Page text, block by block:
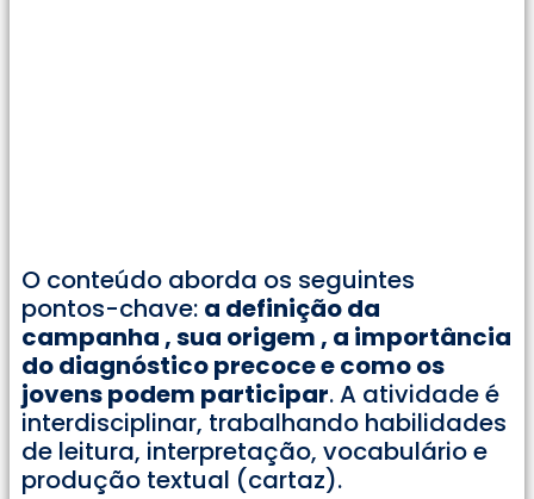
O conteúdo aborda os seguintes
pontos-chave: a definição da
campanha , sua origem , a importância
do diagnóstico precoce e como os
jovens podem participar. A atividade é
interdisciplinar, trabalhando habilidades
de leitura, interpretação, vocabulário e
produção textual (cartaz).